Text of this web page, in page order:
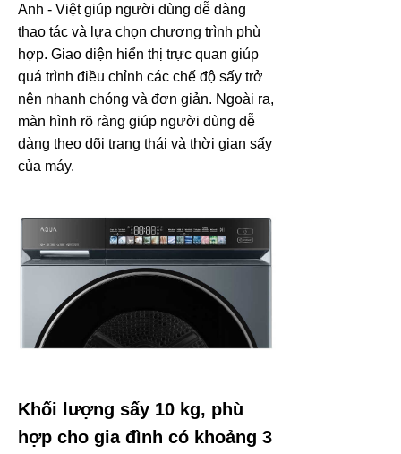
Anh - Việt giúp người dùng dễ dàng
thao tác và lựa chọn chương trình phù
hợp. Giao diện hiển thị trực quan giúp
quá trình điều chỉnh các chế độ sấy trở
nên nhanh chóng và đơn giản. Ngoài ra,
màn hình rõ ràng giúp người dùng dễ
dàng theo dõi trạng thái và thời gian sấy
của máy.
Khối lượng sấy 10 kg, phù
hợp cho gia đình có khoảng 3